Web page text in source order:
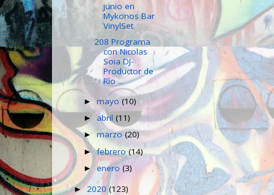
junio en
Mykonos Bar
VinylSet
208 Programa
con Nicolas
Soia DJ-
Productor de
Rìo ...
►mayo(10)
► abril(11)
►marzo(20)
►febrero(14)
►enero(3)
► 2020(123)